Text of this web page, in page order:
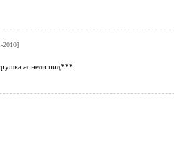
2010]
аонели пид***